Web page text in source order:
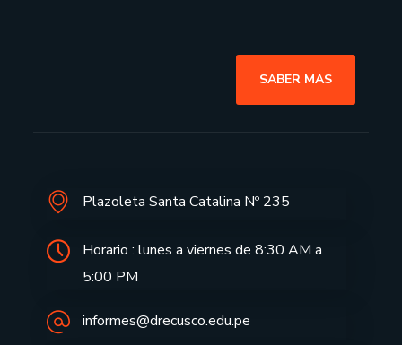
SABER MAS
Plazoleta Santa Catalina Nº 235
Horario : lunes a viernes de 8:30 AM a
5:00 PM
informes@drecusco.edu.pe